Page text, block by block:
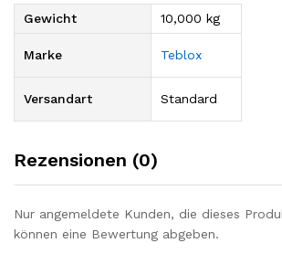
Gewicht 10,000 kg
Marke Teblox
Versandart Standard
Rezensionen (0)
Nur angemeldete Kunden, die dieses
können eine Bewertung abgeben.